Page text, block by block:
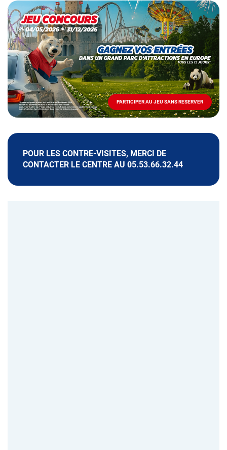
Opération
spéciale
Mai
-
Décembre
2026
Locations
PARTICIPER AU JEU SANS RESERVER
PARTICIPER
AU
JEU
RESERVER
POUR LES CONTRE-VISITES, MERCI DE
CONTACTER LE CENTRE AU 05.53.66.32.44